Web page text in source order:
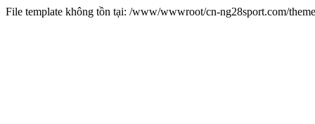
File template không tồn tại: /www/wwwroot/cn-ng28sport.com/